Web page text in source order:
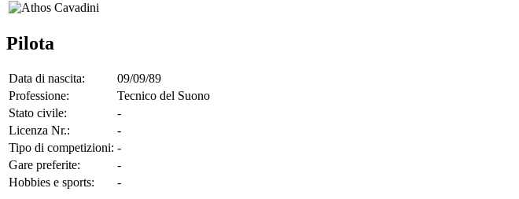
Pilota
Data di nascita:
09/09/89
Professione:
Tecnico del Suono
Stato civile:
-
Licenza Nr.:
-
Tipo di competizioni: -
Gare preferite:
-
Hobbies e sports:
-